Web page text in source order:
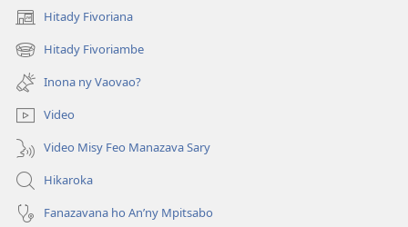
Hitady Fivoriana
(manokatra
rohy) Hitady Fivoriambe
(manokatra
rohy) Inona ny Vaovao?
Video
Video Misy Feo Manazava Sary
Hikaroka
Fanazavana ho An’ny Mpitsabo